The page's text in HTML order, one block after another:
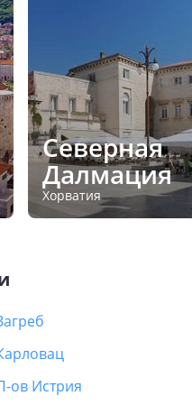
Северная
Далмация
Хорватия
ов Истрия